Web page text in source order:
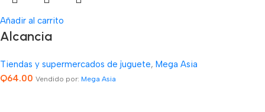
Añadir al carrito
Alcancia
Tiendas y supermercados de juguete, Mega Asia
Q64.00 Vendido por: Mega Asia